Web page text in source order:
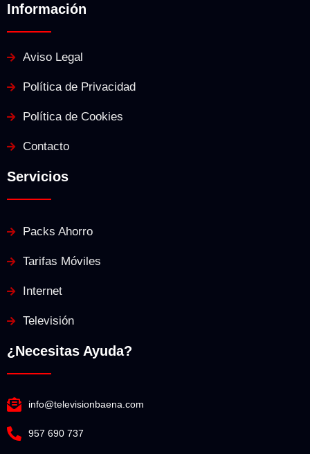
Información
Aviso Legal
Política de Privacidad
Política de Cookies
Contacto
Servicios
Packs Ahorro
Tarifas Móviles
Internet
Televisión
¿Necesitas Ayuda?
info@televisionbaena.com
957 690 737